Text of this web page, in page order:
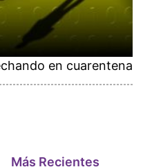
en cuarentena
Más Recientes